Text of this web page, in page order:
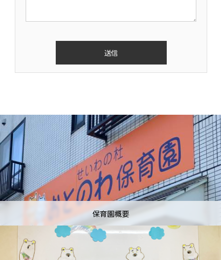
保育園概要